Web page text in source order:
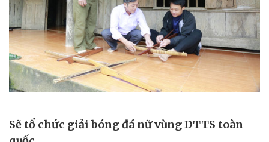
Sẽ tổ chức giải bóng đá nữ vùng DTTS toàn